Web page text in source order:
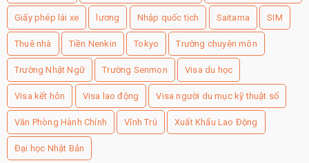
Giấy phép lái xe lương Nhập quốc tịch Saitama SIM
Thuê nhà Tiền Nenkin Tokyo Trường chuyên môn
Trường Nhật Ngữ Trường Senmon Visa du học
Visa kết hôn Visa lao động Visa người du mục kỹ thuật số
Văn Phòng Hành Chính Vĩnh Trú Xuất Khẩu Lao Động
Đại học Nhật Bản